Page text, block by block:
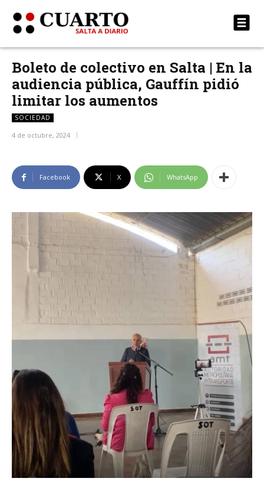
Boleto de colectivo en Salta | En la
audiencia pública, Gauffín pidió
limitar los aumentos
SOCIEDAD
4 de octubre, 2024
Facebook X WhatsApp